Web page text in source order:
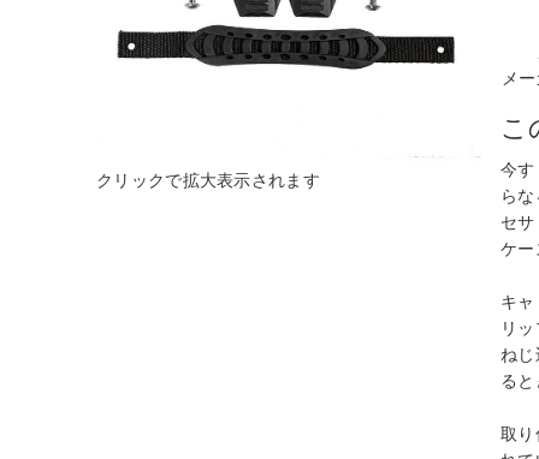
メ
こ
今す
ら
セ
ケー
キ
リ
ね
る
取り